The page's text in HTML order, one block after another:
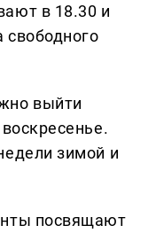
в 18.30 и
свободного
выйти
зимой и
посвящают